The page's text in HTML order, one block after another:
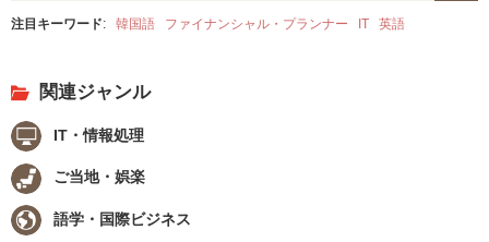
注目キーワード: 韓国語 ファイナンシャル・プランナー IT 英語
関連ジャンル
IT・情報処理
ご当地・娯楽
語学・国際ビジネス